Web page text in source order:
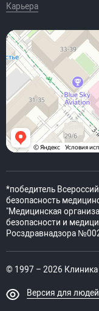
Карьера
*победитель
безопасность
"Медицинская
безопасности и
Росздравнадзора
© 1997 – 2026
Версия для